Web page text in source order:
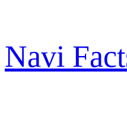
springen
Navi